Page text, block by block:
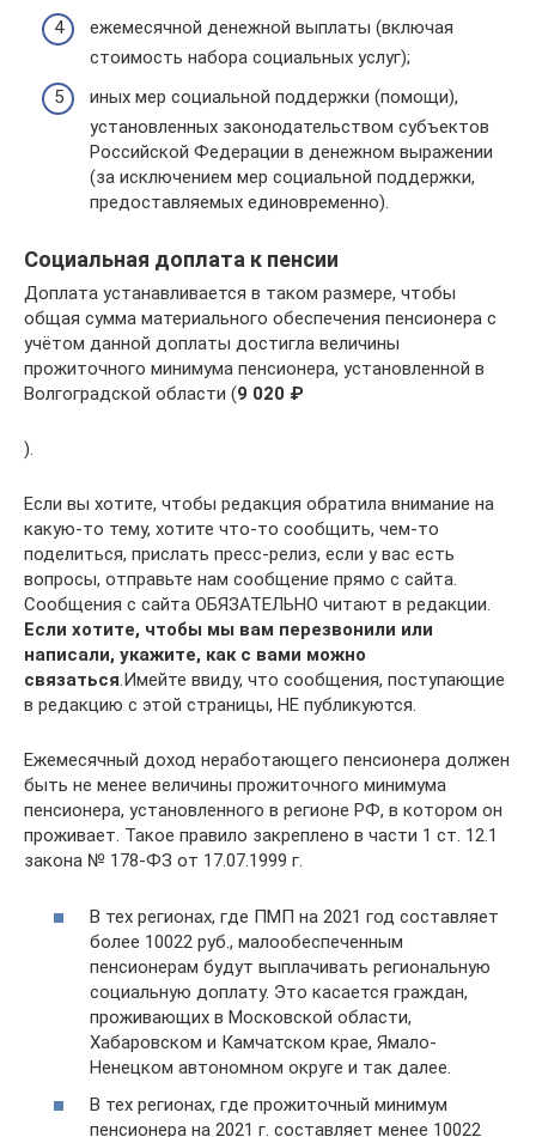
ежемесячной денежной выплаты (включая
стоимость набора социальных услуг);
иных мер социальной поддержки (помощи),
установленных законодательством субъектов
Российской Федерации в денежном выражении
(за исключением мер социальной поддержки,
предоставляемых единовременно).
Социальная доплата к пенсии
Доплата устанавливается в таком размере, чтобы
общая сумма материального обеспечения пенсионера с
учётом данной доплаты достигла величины
прожиточного минимума пенсионера, установленной в
Волгоградской области (9 020 ₽
).
Если вы хотите, чтобы редакция обратила внимание на
какую-то тему, хотите что-то сообщить, чем-то
поделиться, прислать пресс-релиз, если у вас есть
вопросы, отправьте нам сообщение прямо с сайта.
Сообщения с сайта ОБЯЗАТЕЛЬНО читают в редакции.
Если хотите, чтобы мы вам перезвонили или
написали, укажите, как с вами можно
связаться.Имейте ввиду, что сообщения, поступающие
в редакцию с этой страницы, НЕ публикуются.
Ежемесячный доход неработающего пенсионера должен
быть не менее величины прожиточного минимума
пенсионера, установленного в регионе РФ, в котором он
проживает. Такое правило закреплено в части 1 ст. 12.1
закона № 178-ФЗ от 17.07.1999 г.
В тех регионах, где ПМП на 2021 год составляет
более 10022 руб., малообеспеченным
пенсионерам будут выплачивать региональную
социальную доплату. Это касается граждан,
проживающих в Московской области,
Хабаровском и Камчатском крае, Ямало-
Ненецком автономном округе и так далее.
В тех регионах, где прожиточный минимум
пенсионера на 2021 г. составляет менее 10022